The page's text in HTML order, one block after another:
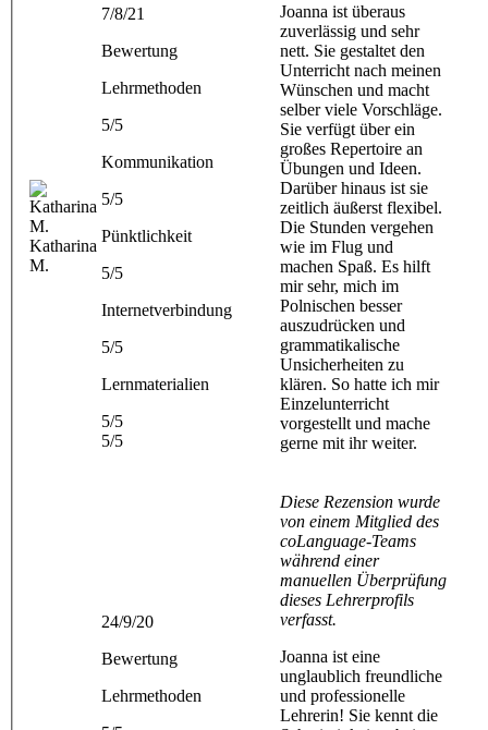
Katharina
M.
7/8/21
Bewertung
Lehrmethoden
5/5
Kommunikation
5/5
Pünktlichkeit
5/5
Internetverbindung
5/5
Lernmaterialien
5/5
5/5
Joanna ist überaus
zuverlässig und sehr
nett. Sie gestaltet den
Unterricht nach meinen
Wünschen und macht
selber viele Vorschläge.
Sie verfügt über ein
großes Repertoire an
Übungen und Ideen.
Darüber hinaus ist sie
zeitlich äußerst flexibel.
Die Stunden vergehen
wie im Flug und
machen Spaß. Es hilft
mir sehr, mich im
Polnischen besser
auszudrücken und
grammatikalische
Unsicherheiten zu
klären. So hatte ich mir
Einzelunterricht
vorgestellt und mache
gerne mit ihr weiter.
24/9/20
Bewertung
Lehrmethoden
Diese Rezension wurde
von einem Mitglied des
coLanguage-Teams
während einer
manuellen Überprüfung
dieses Lehrerprofils
verfasst.
Joanna ist eine
unglaublich freundliche
und professionelle
Lehrerin! Sie kennt die